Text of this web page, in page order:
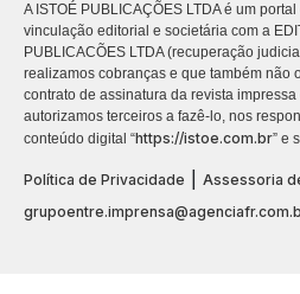
A ISTOÉ PUBLICAÇÕES LTDA é um
vinculação editorial e societária com a
PUBLICACÕES LTDA (recuperação
realizamos cobranças e que também não
contrato de assinatura da revista
autorizamos terceiros a fazê-lo, nos
conteúdo digital “https://istoe.com.br” e
Política de Privacidade
Assessoria